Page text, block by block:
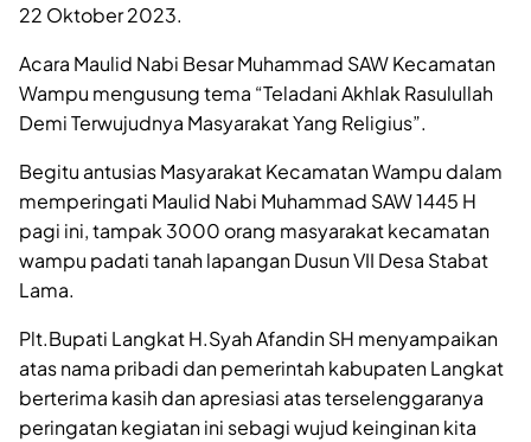
22 Oktober 2023.
Acara Maulid Nabi Besar Muhammad SAW Kecamatan
Wampu mengusung tema “Teladani Akhlak Rasulullah
Demi Terwujudnya Masyarakat Yang Religius”.
Begitu antusias Masyarakat Kecamatan Wampu dalam
memperingati Maulid Nabi Muhammad SAW 1445 H
pagi ini, tampak 3000 orang masyarakat kecamatan
wampu padati tanah lapangan Dusun VII Desa Stabat
Lama.
Plt.Bupati Langkat H.Syah Afandin SH menyampaikan
atas nama pribadi dan pemerintah kabupaten Langkat
berterima kasih dan apresiasi atas terselenggaranya
peringatan kegiatan ini sebagi wujud keinginan kita